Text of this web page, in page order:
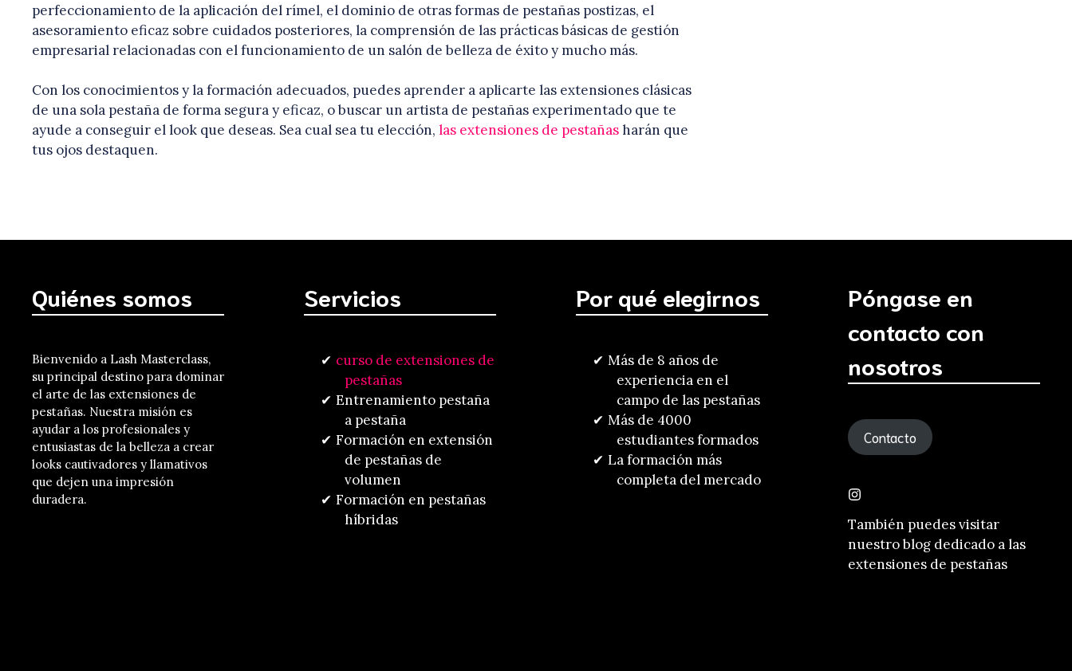
perfeccionamiento de la aplicación del rímel, el dominio de otras formas de pestañas postizas, el
asesoramiento eficaz sobre cuidados posteriores, la comprensión de las prácticas básicas de gestión
empresarial relacionadas con el funcionamiento de un salón de belleza de éxito y mucho más.
Con los conocimientos y la formación adecuados, puedes aprender a aplicarte las extensiones clásicas
de una sola pestaña de forma segura y eficaz, o buscar un artista de pestañas experimentado que te
ayude a conseguir el look que deseas. Sea cual sea tu elección, las extensiones de pestañasharán que
tus ojos destaquen.
Quiénes somos
Bienvenido a Lash Masterclass,
su principal destino para dominar
el arte de las extensiones de
pestañas. Nuestra misión es
ayudar a los profesionales y
entusiastas de la belleza a crear
looks cautivadores y llamativos
que dejen una impresión
duradera.
Servicios
curso de extensiones de
pestañas
Entrenamiento pestaña
a pestaña
Formación en extensión
de pestañas de
volumen
Formación en pestañas
híbridas
Por qué elegirnos
Más de 8 años de
experiencia en el
campo de las pestañas
Más de 4000
estudiantes formados
La formación más
completa del mercado
Póngase en
contacto con
nosotros
Contacto
También puedes visitar
nuestroblog dedicado a las
extensiones de pestañas